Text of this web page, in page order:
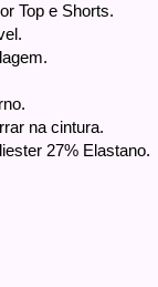
Top e Shorts.
na cintura.
27% Elastano.